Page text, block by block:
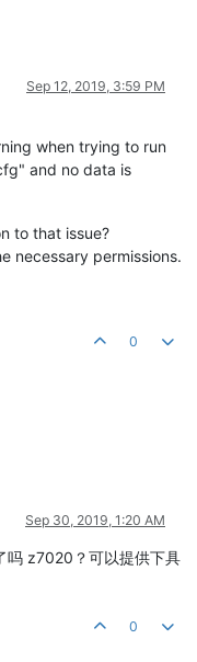
Sep 12, 2019, 3:59 PM
when trying to run
and no data is
to that issue?
necessary permissions.
0
Sep 30, 2019, 1:20 AM
吗 z7020？可以提供下具
0